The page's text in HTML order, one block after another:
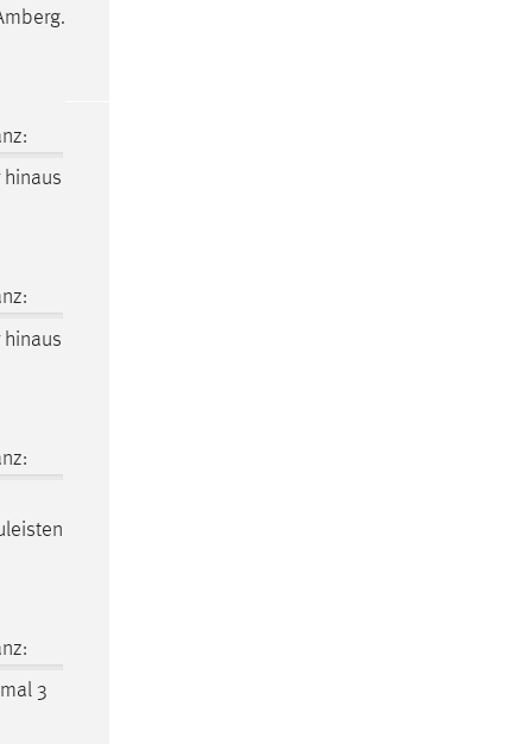
hinaus
hinaus
3